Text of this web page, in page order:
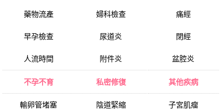
藥物流產
早孕檢查
人流時間
婦科檢查
尿道炎
附件炎
痛經
閉經
盆腔炎
不孕不育
輸卵管堵塞
私密修復
陰道緊縮
其他疾病
子宮肌瘤